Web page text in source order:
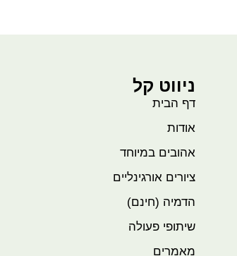
ניווט קל
דף הבית
אודות
אהובים במיוחד
ציורים אורגינליים
הדמיה (חינם)
שיתופי פעולה
מאמרים